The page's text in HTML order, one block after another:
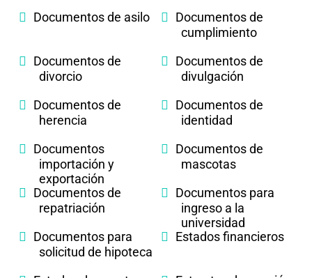
Documentos de asilo
Documentos de
cumplimiento
Documentos de
divorcio
Documentos de
divulgación
Documentos de
herencia
Documentos de
identidad
Documentos
importación y
exportación
Documentos de
mascotas
Documentos de
repatriación
Documentos para
ingreso a la
universidad
Documentos para
solicitud de hipoteca
Estados financieros